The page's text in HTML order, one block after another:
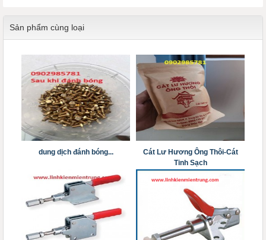
Sản phẩm cùng loại
dung dịch đánh bóng...
Cát Lư Hương Ông Thôi-Cát
Tinh Sạch